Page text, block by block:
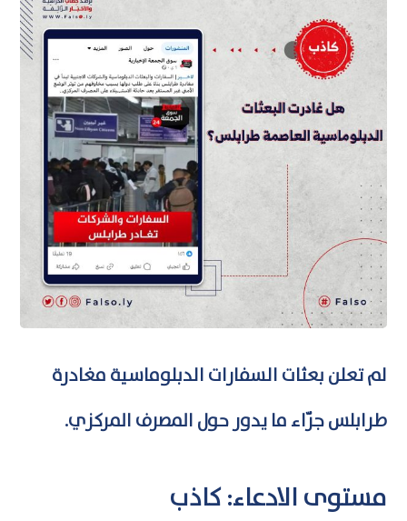
لم تعلن بعثات السفارات الدبلوماسية مغادرة
طرابلس جرّاء ما يدور حول المصرف المركزي.
مستوى الادعاء: كاذب